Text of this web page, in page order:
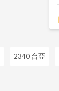
2340 台亞